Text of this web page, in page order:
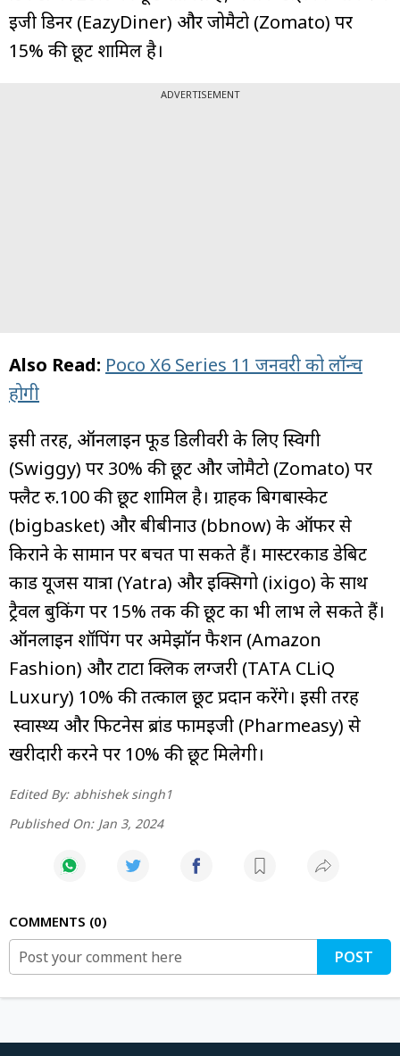
ईजी डिनर (EazyDiner) और जोमैटो (Zomato) पर
15% की छूट शामिल है।
ADVERTISEMENT
Also Read: Poco X6 Series 11 जनवरी को लॉन्च
होगी
इसी तरह, ऑनलाइन फूड डिलीवरी के लिए स्विगी
(Swiggy) पर 30% की छूट और जोमैटो (Zomato) पर
फ्लैट रु.100 की छूट शामिल है। ग्राहक बिगबास्केट
(bigbasket) और बीबीनाउ (bbnow) के ऑफर से
किराने के सामान पर बचत पा सकते हैं। मास्टरकार्ड डेबिट
कार्ड यूजर्स यात्रा (Yatra) और इक्सिगो (ixigo) के साथ
ट्रैवल बुकिंग पर 15% तक की छूट का भी लाभ ले सकते हैं।
ऑनलाइन शॉपिंग पर अमेझॉन फैशन (Amazon
Fashion) और टाटा क्लिक लग्जरी (TATA CLiQ
Luxury) 10% की तत्काल छूट प्रदान करेंगे। इसी तरह
स्वास्थ्य और फिटनेस ब्रांड फार्मईजी (Pharmeasy) से
खरीदारी करने पर 10% की छूट मिलेगी।
Edited By: abhishek singh1
Published On: Jan 3, 2024
COMMENTS 0
POST